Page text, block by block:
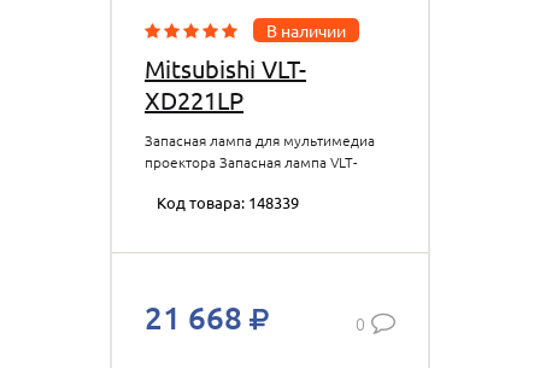
В наличии
Mitsubishi VLT-
XD221LP
Запасная лампа для мультимедиа
проектора Запасная лампа VLT-
Mitsubishi XD221U/SD221U, 205 Вт
Код товара: 148339
21 668 0